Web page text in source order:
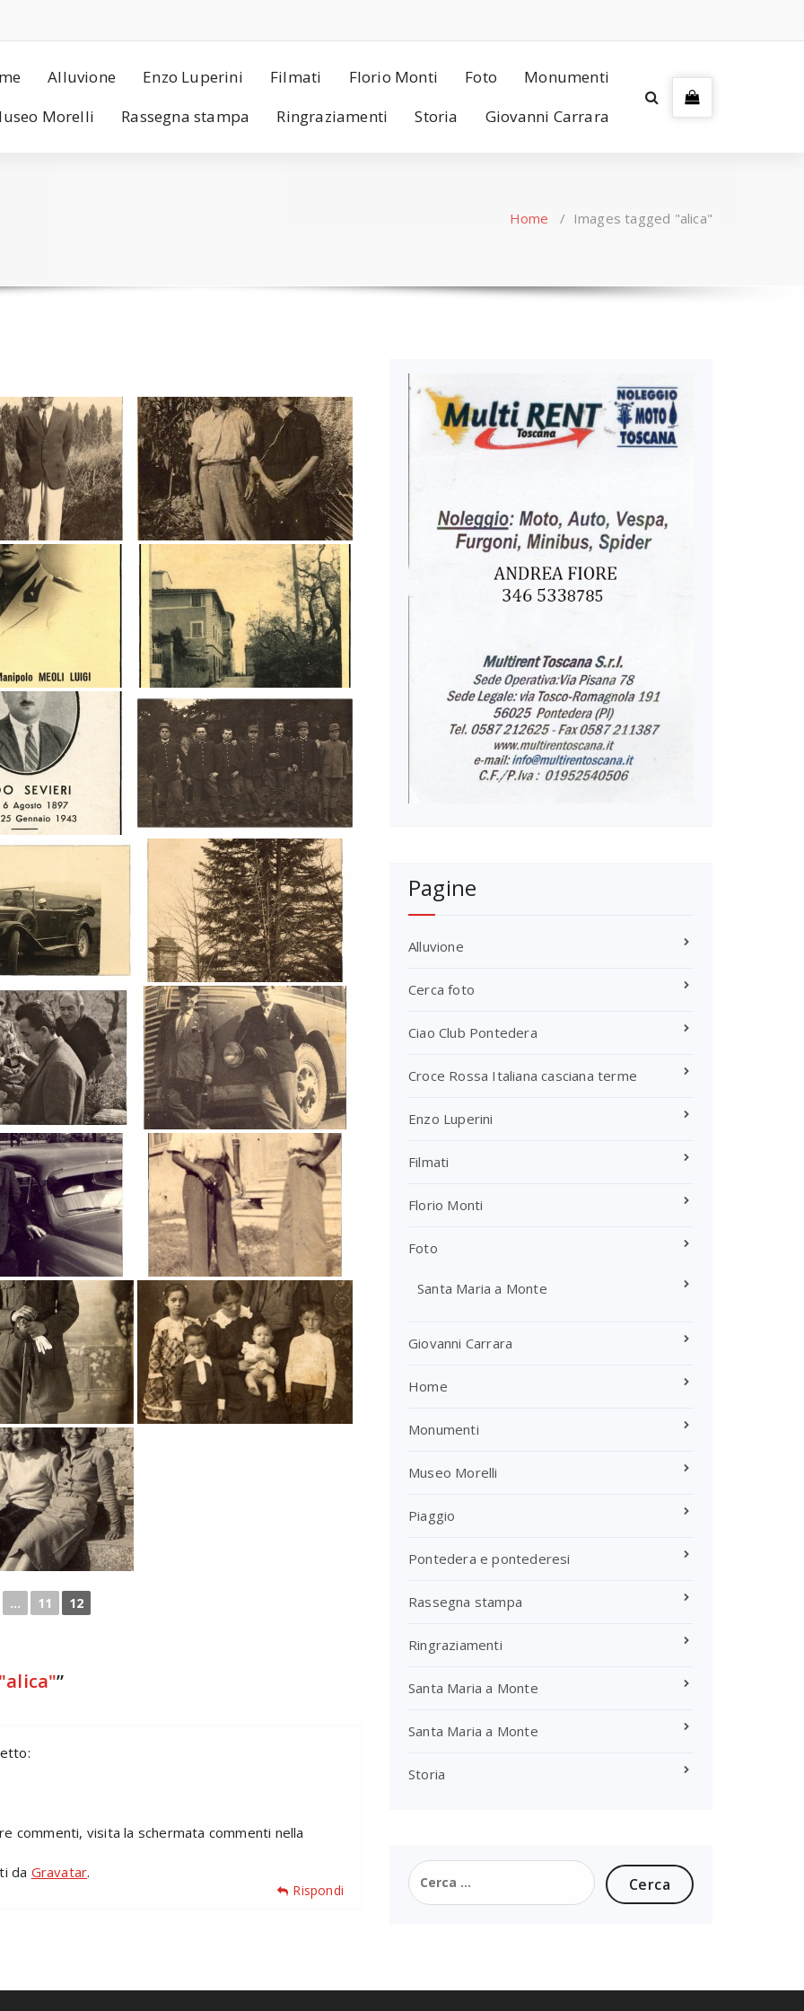
Alluvione Enzo Luperini Filmati Florio Monti Foto
Monumenti
Morelli
Rassegna stampa Ringraziamenti Storia Giovanni Carrara
Home / Images tagged "alica"
... 11 12
”
commenti, visita la schermata commenti nella
da Gravatar.
Rispondi
Pagine
Alluvione
Cerca foto
Ciao Club Pontedera
Croce Rossa Italiana casciana terme
Enzo Luperini
Filmati
Florio Monti
Foto
Santa Maria a Monte
Giovanni Carrara
Home
Monumenti
Museo Morelli
Piaggio
Pontedera e pontederesi
Rassegna stampa
Ringraziamenti
Santa Maria a Monte
Santa Maria a Monte
Storia
Ricerca
per: